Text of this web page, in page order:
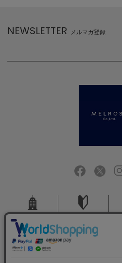
NEWSLETTER メルマガ登録
会社概要
ご利用規約